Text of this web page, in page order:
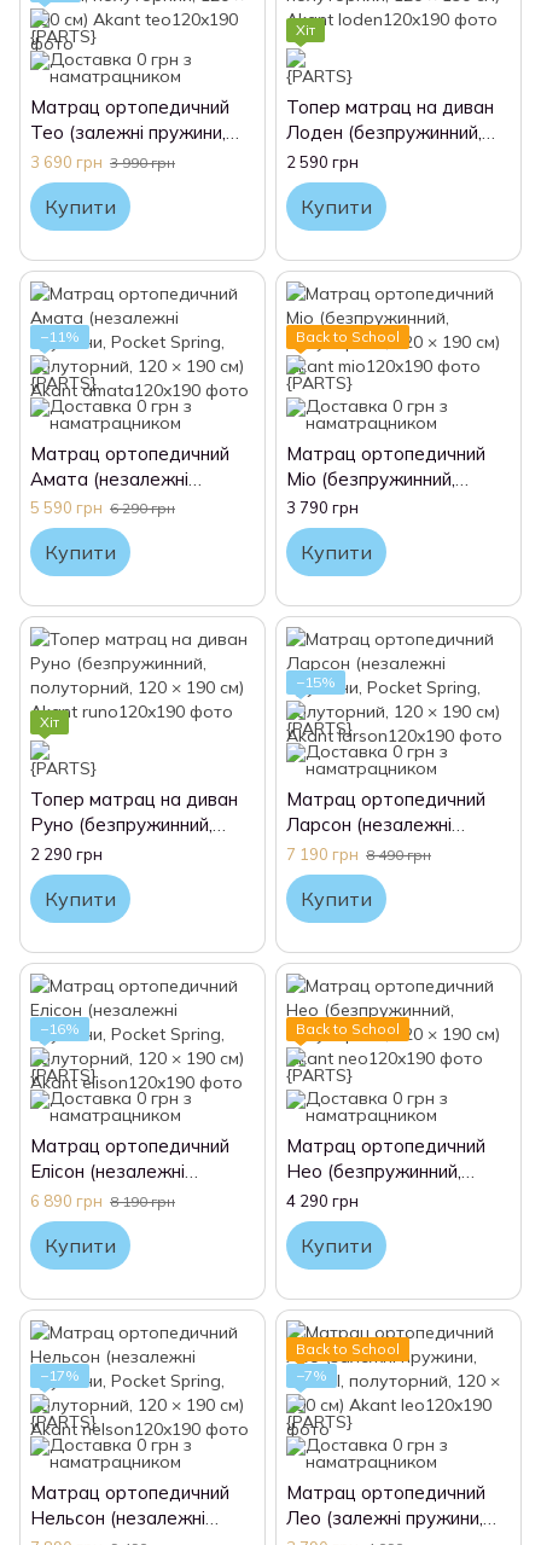
Матрац ортопедичний
Тео (залежні пружини,
Bonnel, полуторний, 120 ×
190 см) Akant
3 690 грн 3 990 грн
Купити
Хіт
Топер матрац на диван
Лоден (безпружинний,
полуторний, 120 × 190
см) Akant
2 590 грн
Купити
−11%
Матрац ортопедичний
Амата (незалежні
пружини, Pocket Spring,
полуторний, 120 × 190
см) Akant
5 590 грн 6 290 грн
Купити
Back to School
Матрац ортопедичний
Міо (безпружинний,
полуторний, 120 × 190
см) Akant
3 790 грн
Купити
Хіт
Топер матрац на диван
Руно (безпружинний,
полуторний, 120 × 190
см) Akant
2 290 грн
Купити
−15%
Матрац ортопедичний
Ларсон (незалежні
пружини, Pocket Spring,
полуторний, 120 × 190
см) Akant
7 190 грн 8 490 грн
Купити
−16%
Матрац ортопедичний
Елісон (незалежні
пружини, Pocket Spring,
полуторний, 120 × 190
см) Akant
6 890 грн 8 190 грн
Купити
Back to School
Матрац ортопедичний
Нео (безпружинний,
полуторний, 120 × 190
см) Akant
4 290 грн
Купити
−17%
Матрац ортопедичний
Нельсон (незалежні
Back to School
−7%
Матрац ортопедичний
Лео (залежні пружини,